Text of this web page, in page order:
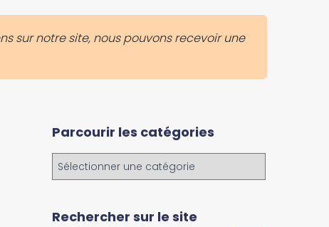
sur notre site, nous pouvons recevoir une
Parcourir les catégories
a
o
Rechercher sur le site